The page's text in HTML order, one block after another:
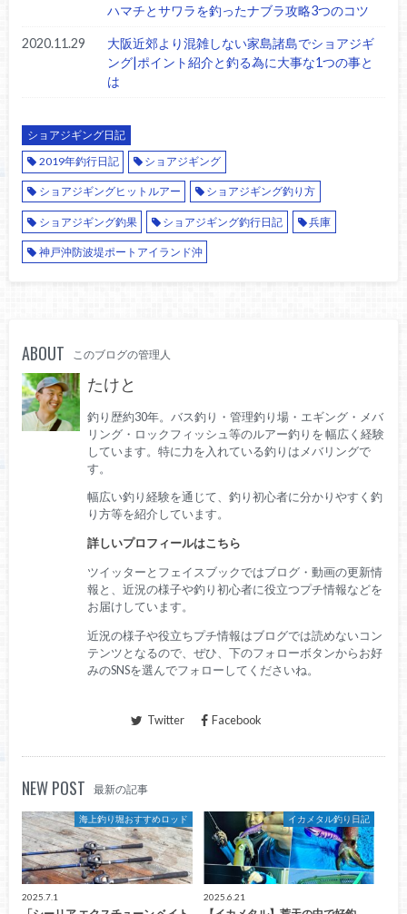
ハマチとサワラを釣ったナブラ攻略3つのコツ
2020.11.29
大阪近郊より混雑しない家島諸島でショアジギ
ング|ポイント紹介と釣る為に大事な1つの事と
は
ショアジギング日記
2019年釣行日記
ショアジギング
ショアジギングヒットルアー ショアジギング釣り方
ショアジギング釣果 ショアジギング釣行日記 兵庫
神戸沖防波堤ポートアイランド沖
ABOUT このブログの管理人
たけと
釣り歴約30年。バス釣り・管理釣り場・エギング・メバ
リング・ロックフィッシュ等のルアー釣りを 幅広く経験
しています。特に力を入れている釣りはメバリングで
す。
幅広い釣り経験を通じて、釣り初心者に分かりやすく釣
り方等を紹介しています。
詳しいプロフィールはこちら
ツイッターとフェイスブックではブログ・動画の更新情
報と、近況の様子や釣り初心者に役立つプチ情報などを
お届けしています。
近況の様子や役立ちプチ情報はブログでは読めないコン
テンツとなるので、ぜひ、下のフォローボタンからお好
みのSNSを選んでフォローしてくださいね。
Twitter Facebook
NEW POST 最新の記事
海上釣り堀おすすめロッド
2025.7.1
イカメタル釣り日記
2025.6.21